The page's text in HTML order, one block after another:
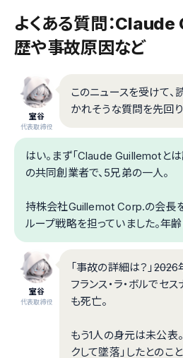
よくある質問：
歴や事故原因など
室谷
代表取締役
このニュースを受けて、
かれそうな質問を先回り
はい。まず「Claude Guillemotとは
の共同創業者で、5兄弟の一人。
持株会社Guillemot Corp.の会長
ループ戦略を担っていました。年
室谷
代表取締役
「事故の詳細は？」
フランス・ラ・ボルでセ
も死亡。
もう1人の身元は未公表
クして墜落」したとのこと